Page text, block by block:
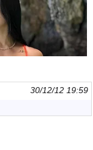
30/12/12 19:59